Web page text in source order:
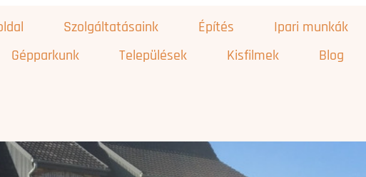
Szolgáltatásaink Építés
Ipari munkák
Gépparkunk
Települések Kisfilmek Blog